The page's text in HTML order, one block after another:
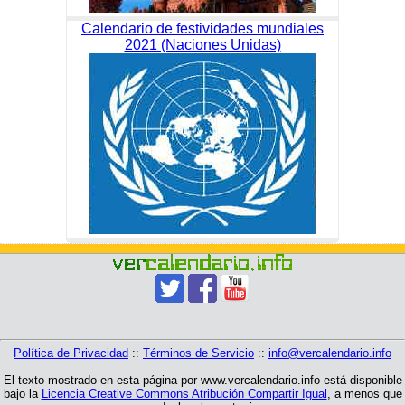
Calendario de festividades mundiales
2021 (Naciones Unidas)
Política de Privacidad :: Términos de Servicio :: info@vercalendario.info
El texto mostrado en esta página por www.vercalendario.info está disponible
bajo la Licencia Creative Commons Atribución Compartir Igual , a menos que